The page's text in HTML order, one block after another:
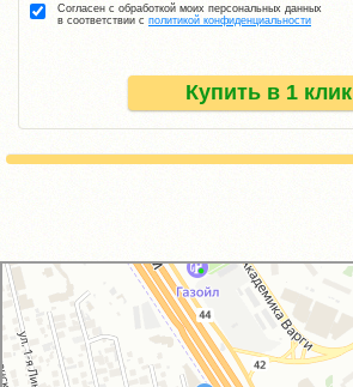
Купить в 1 клик
Согласен с обработкой моих персональных данных
в соответствии с политикой конфиденциальности
GM-City&VAG-Repair
Автосервис, автотехцентр в Москве
Магазин автозапчастей и автотоваров в Москве